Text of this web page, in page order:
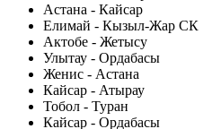
Астана - Кайсар
Елимай - Кызыл-Жар СК
Актобе - Жетысу
Улытау - Ордабасы
Женис - Астана
Кайсар - Атырау
Тобол - Туран
Кайсар - Ордабасы